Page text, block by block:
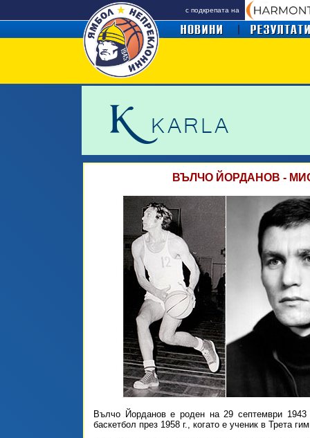
с подкрепата на
ВЪЛЧО ЙОРДАНОВ -
Вълчо Йорданов е роден на 29 септември
баскетбол през 1958 г., когато е ученик в Трета